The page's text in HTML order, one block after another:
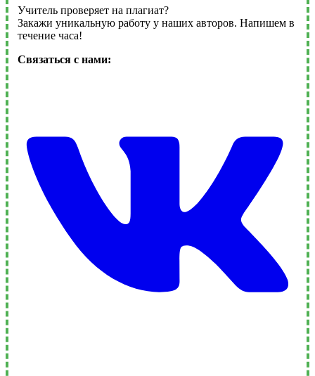
Учитель проверяет на плагиат?
Закажи уникальную работу у наших авторов. Напишем в
течение часа!
Связаться с нами: